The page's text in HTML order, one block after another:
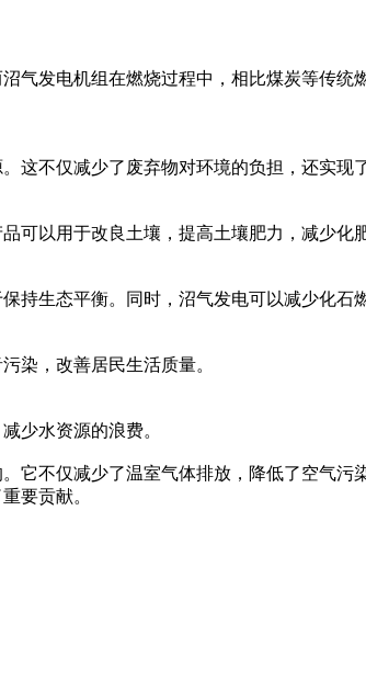
气发电机组在燃烧过程中，相比煤炭等传
不仅减少了废弃物对环境的负担，还实现
以用于改良土壤，提高土壤肥力，减少化
生态平衡。同时，沼气发电可以减少化石
染，改善居民生活质量。
少水资源的浪费。
它不仅减少了温室气体排放，降低了空气
要贡献。